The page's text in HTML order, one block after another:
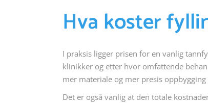
Hva koster
I praksis ligger prisen for en vanlig
klinikker og etter hvor omfattende
mer materiale og mer presis oppbygging
Det er også vanlig at den totale